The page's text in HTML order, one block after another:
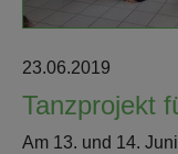
23.06.2019
Tanzprojekt
Am 13. und 14.